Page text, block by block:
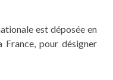
est déposée en
France, pour désigner